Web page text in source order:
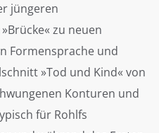
jüngeren
zu neuen
Formensprache und
»Tod und Kind« von
Konturen und
für Rohlfs